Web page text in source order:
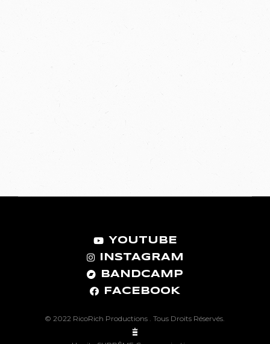
YOUTUBE
INSTAGRAM
BANDCAMP
FACEBOOK
© 2022 RicoRich Productions . Tous Droits Réservés.